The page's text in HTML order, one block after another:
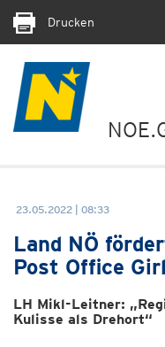
Drucken
23.05.2022 | 08:33
Land NÖ
Post Office
LH Mikl-Leitner:
Kulisse als Drehort“